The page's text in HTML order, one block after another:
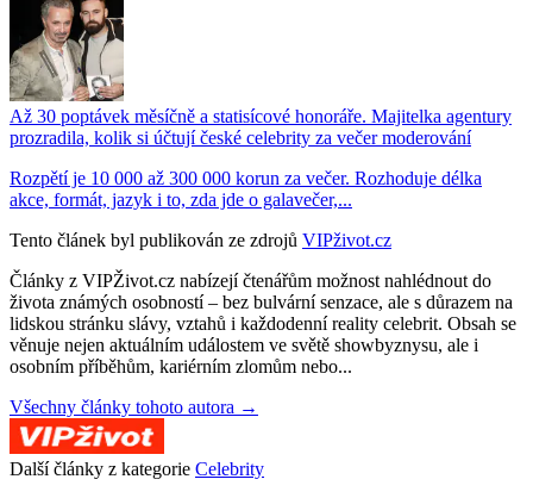
Až 30 poptávek měsíčně a statisícové honoráře. Majitelka agentury
prozradila, kolik si účtují české celebrity za večer moderování
Rozpětí je 10 000 až 300 000 korun za večer. Rozhoduje délka
akce, formát, jazyk i to, zda jde o galavečer,...
Tento článek byl publikován ze zdrojů VIPživot.cz
Články z VIPŽivot.cz nabízejí čtenářům možnost nahlédnout do
života známých osobností – bez bulvární senzace, ale s důrazem na
lidskou stránku slávy, vztahů i každodenní reality celebrit. Obsah se
věnuje nejen aktuálním událostem ve světě showbyznysu, ale i
osobním příběhům, kariérním zlomům nebo...
Všechny články tohoto autora →
Další články z kategorie Celebrity